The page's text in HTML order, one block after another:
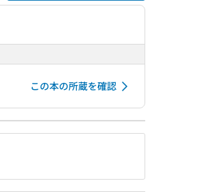
この本の所蔵を確認